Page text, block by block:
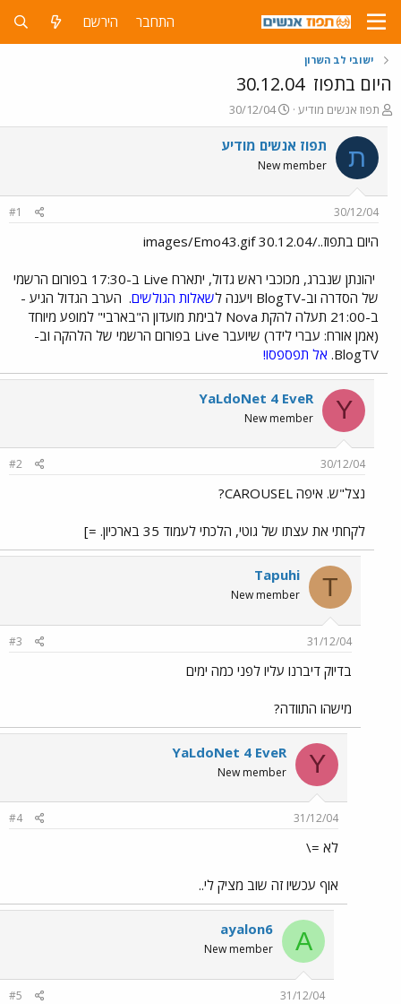
התחבר הירשם
ישובי לב השרון
היום בתפוז 30.12.04
פ
ו
ת
ח
ה
ש
א
תפוז אנשים מודיע
פ
ו
ר
ם
ר
30/12/04
ת תפוז אנשים מודיע
New member
30/12/04
#1
היום בתפוז../images/Emo43.gif 30.12.04
יהונתן שנברג, מכוכבי ראש גדול, יתארח Live ב-17:30 בפורום הרשמי
של הסדרה וב-BlogTV ויענה ל
שאלות הגולשים. הערב הגדול הגיע -
ב-21:00 תעלה להקת Nova לבימת מועדון ה"בארבי" למופע מיוחד
(אמן אורח: עברי לידר) שיועבר Live בפורום הרשמי של הלהקה וב-
BlogTV. אל תפספסו!
Y
YaLdoNet 4 EveR
New member
30/12/04
#2
נצל"ש. איפה CAROUSEL?
לקחתי את עצתו של גוטי, הלכתי לעמוד 35 בארכיון. =]
T
Tapuhi
New member
31/12/04
#3
בדיוק דיברנו עליו לפני כמה ימים
מישהו התוודה?
Y
YaLdoNet 4 EveR
New member
31/12/04
#4
לא =\
אוף עכשיו זה שוב מציק לי..
A
ayalon6
New member
31/12/04
#5